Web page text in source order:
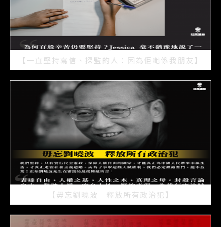
【一直堅持寫信、探監的人：因為佢哋係我朋友】
2021/07/15
【毋忘劉曉波 釋放所有政治犯】